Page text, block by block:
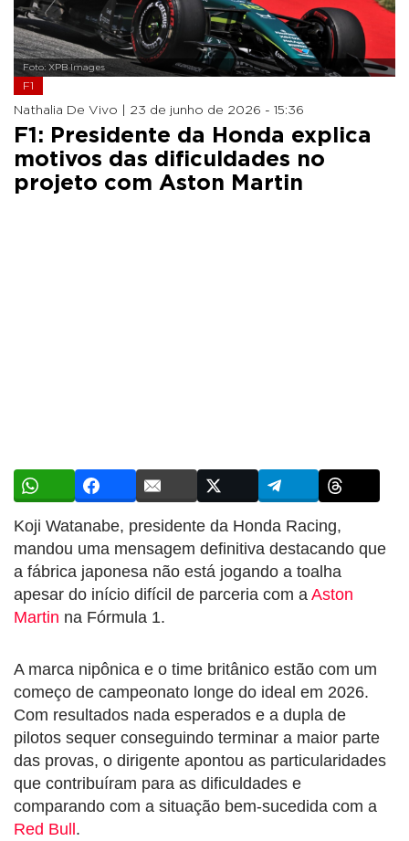
Foto: XPB Images
F1
Nathalia De Vivo | 23 de junho de 2026 - 15:36
F1: Presidente da Honda explica
motivos das dificuldades no
projeto com Aston Martin
Koji Watanabe, presidente da Honda Racing,
mandou uma mensagem definitiva destacando que
a fábrica japonesa não está jogando a toalha
apesar do início difícil de parceria com a Aston
Martin na Fórmula 1.
A marca nipônica e o time britânico estão com um
começo de campeonato longe do ideal em 2026.
Com resultados nada esperados e a dupla de
pilotos sequer conseguindo terminar a maior parte
das provas, o dirigente apontou as particularidades
que contribuíram para as dificuldades e
comparando com a situação bem-sucedida com a
Red Bull.